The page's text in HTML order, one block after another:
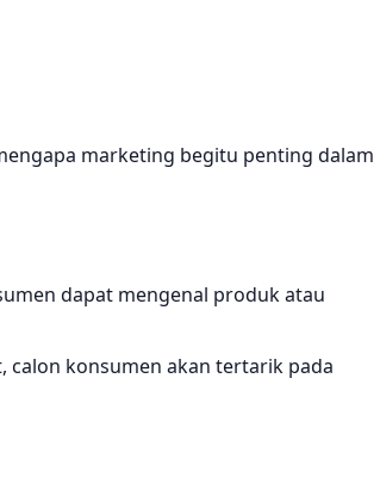
marketing begitu penting dalam
dapat mengenal produk atau
calon konsumen akan tertarik pada